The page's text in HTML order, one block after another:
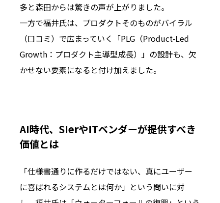
多と森田からは驚きの声が上がりました。
一方で福井氏は、プロダクトそのものがバイラル
（口コミ）で広まっていく「PLG（Product-Led
Growth：プロダクト主導型成長）」の設計も、欠
かせない要素になると付け加えました。
AI時代、SIerやITベンダーが提供すべき
価値とは
「仕様書通りに作るだけではない、真にユーザー
に喜ばれるシステムとは何か」という問いに対